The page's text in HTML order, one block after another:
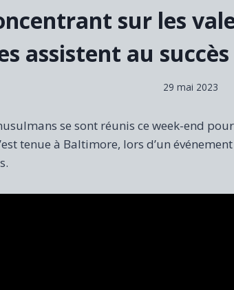
sur les
assistent au
29 mai 2023
se sont réunis ce week-end
tenue à Baltimore, lors d’un